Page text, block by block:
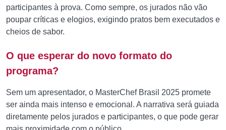
participantes à prova. Como sempre, os jurados não vão
poupar críticas e elogios, exigindo pratos bem executados e
cheios de sabor.
O que esperar do novo formato do
programa?
Sem um apresentador, o MasterChef Brasil 2025 promete
ser ainda mais intenso e emocional. A narrativa será guiada
diretamente pelos jurados e participantes, o que pode gerar